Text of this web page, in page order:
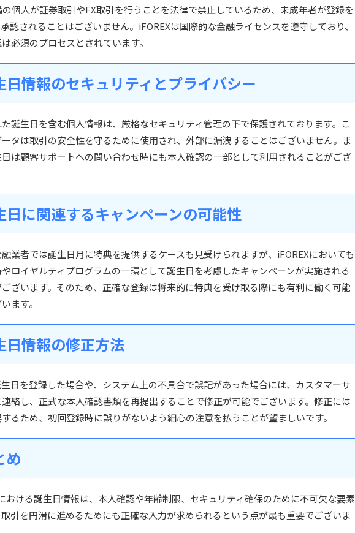
の個人が証券取引やFX取引を行うことを法律で禁止しているため、未成年者が登録を
認されることはございません。iFOREXは国際的な金融ライセンスを遵守しており、
必須のプロセスとされています。
日情報のセキュリティとプライバシー
誕生日を含む個人情報は、厳格なセキュリティ管理の下で保護されております。こ
タは取引の安全性を守るために使用され、外部に漏洩することはございません。ま
は顧客サポートへの問い合わせ時にも本人確認の一部として利用されることがござ
日に関連するキャンペーンの可能性
業者では誕生日月に特典を提供するケースも見受けられますが、iFOREXにおいても
ロイヤルティプログラムの一環として誕生日を考慮したキャンペーンが実施される
ざいます。そのため、正確な登録は将来的に特典を受け取る際にも有利に働く可能
ます。
日情報の修正方法
日を登録した場合や、システム上の不具合で誤記があった場合には、カスタマーサ
絡し、正式な本人確認書類を再提出することで修正が可能でございます。修正には
るため、初回登録時に誤りがないよう細心の注意を払うことが望ましいです。
め
おける誕生日情報は、本人確認や年齢制限、セキュリティ確保のために不可欠な要素
引を円滑に進めるためにも正確な入力が求められるという点が最も重要でございま